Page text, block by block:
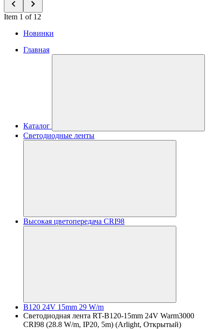
Item 1 of 12
Новинки
Главная
Каталог
Светодиодные ленты
Высокая цветопередача CRI98
B120 24V 15mm 29 W/m
Светодиодная лента RT-B120-15mm 24V Warm3000
CRI98 (28.8 W/m, IP20, 5m) (Arlight, Открытый)